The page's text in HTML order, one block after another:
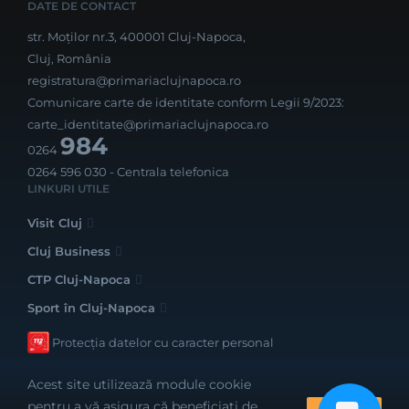
DATE DE CONTACT
str. Moților nr.3, 400001 Cluj-Napoca,
Cluj, România
registratura@primariaclujnapoca.ro
Comunicare carte de identitate conform Legii 9/2023:
carte_identitate@primariaclujnapoca.ro
0264984
0264 596 030 - Centrala telefonica
LINKURI UTILE
Visit Cluj
Cluj Business
CTP Cluj-Napoca
Sport în Cluj-Napoca
Protecția datelor cu caracter personal
Acest site utilizează module cookie